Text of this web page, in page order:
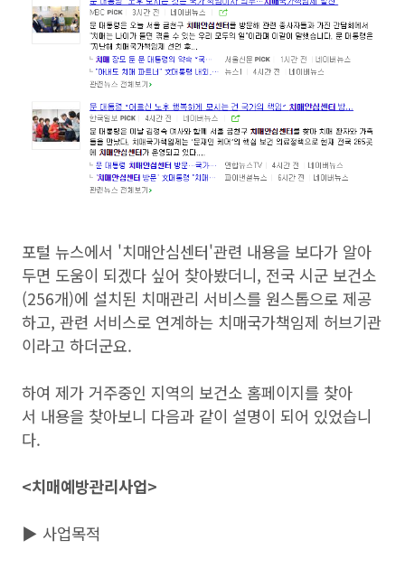
포털 뉴스에서 '치매안심센터'관련 내용을 보다가 알아
두면 도움이 되겠다 싶어 찾아봤더니, 전국 시군 보건소
(256개)에 설치된 치매관리 서비스를 원스톱으로 제공
하고, 관련 서비스로 연계하는 치매국가책임제 허브기관
이라고 하더군요.
하여 제가 거주중인 지역의 보건소 홈페이지를 찾아
서 내용을 찾아보니 다음과 같이 설명이 되어 있었습니
다.
<치매예방관리사업>
▶ 사업목적